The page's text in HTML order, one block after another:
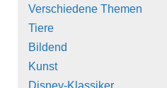
Verschiedene Themen
Tiere
Bildend
Kunst
Disney-Klassiker